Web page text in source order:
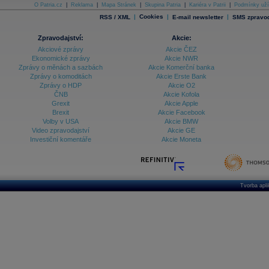
O Patria.cz Reklama Mapa Stránek Skupina Patria Kariéra v Patrii Podmínky
RSS / XML | Cookies | E-mail newsletter | SMS
Zpravodajství:
Akciové zprávy
Ekonomické zprávy
Zprávy o měnách a sazbách
Zprávy o komoditách
Zprávy o HDP
ČNB
Grexit
Brexit
Volby v USA
Video zpravodajství
Investiční komentáře
Akcie:
Akcie ČEZ
Akcie NWR
Akcie Komerční banka
Akcie Erste Bank
Akcie O2
Akcie Kofola
Akcie Apple
Akcie Facebook
Akcie BMW
Akcie GE
Akcie Moneta
Tvorba